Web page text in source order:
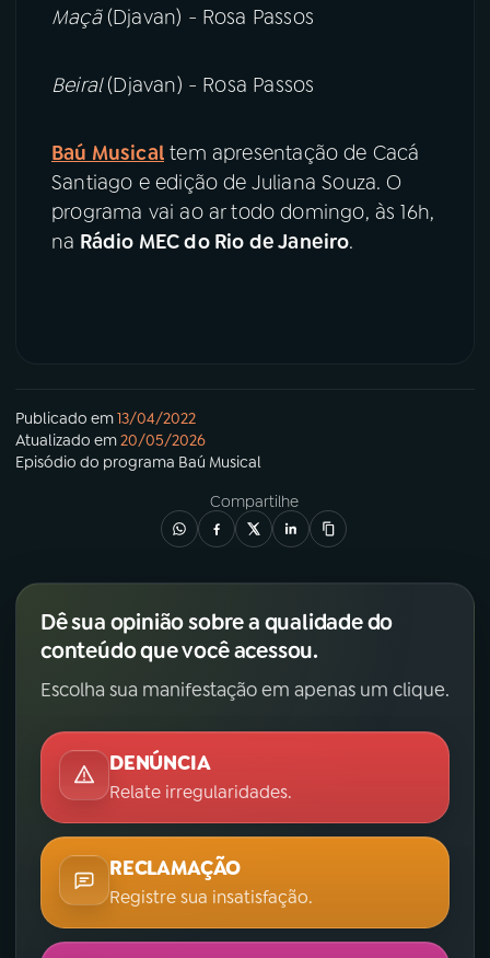
Maçã(Djavan) - Rosa Passos
Beiral(Djavan) - Rosa Passos
Baú Musical tem apresentação de Cacá
Santiago e edição de Juliana Souza. O
programa vai ao ar todo domingo, às 16h,
na Rádio MEC do Rio de Janeiro.
Publicado em13/04/2022
Atualizado em20/05/2026
Episódio do programa Baú Musical
Compartilhe
Dê sua opinião sobre a qualidade do
conteúdo que você acessou.
Escolha sua manifestação em apenas um clique.
DENÚNCIA
Relate irregularidades.
RECLAMAÇÃO
Registre sua insatisfação.